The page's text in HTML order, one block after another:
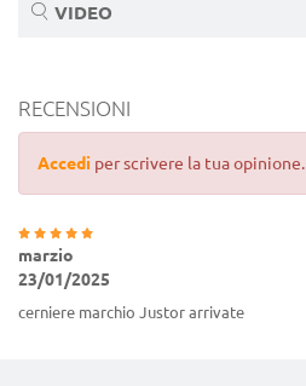
VIDEO
RECENSIONI
Accedi per scrivere la tua opinione.
marzio
23/01/2025
cerniere marchio Justor arrivate